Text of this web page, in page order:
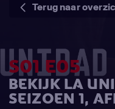
Terug naar
S01 E05
BEKIJK LA
SEIZOEN 1,